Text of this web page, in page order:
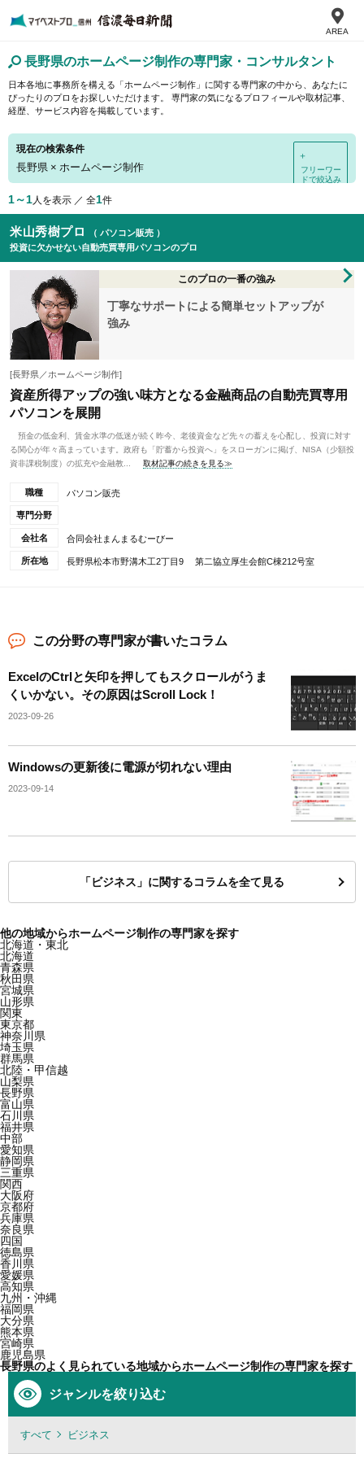
AREA
長野県のホームページ制作の専門家・コンサルタント
日本各地に事務所を構える「ホームページ制作」に関する専門家の中から、あなたに
ぴったりのプロをお探しいただけます。 専門家の気になるプロフィールや取材記事、
経歴、サービス内容を掲載しています。
現在の検索条件
長野県 × ホームページ制作
＋
フリーワー
ドで絞込み
1～1人を表示 ／ 全1件
米山秀樹プロ
（ パソコン販売 ）
投資に欠かせない自動売買専用パソコンのプロ
このプロの一番の強み
丁寧なサポートによる簡単セットアップが
強み
[長野県／ホームページ制作]
資産所得アップの強い味方となる金融商品の自動売買専用
パソコンを展開
預金の低金利、賃金水準の低迷が続く昨今、老後資金など先々の蓄えを心配し、投資に対す
る関心が年々高まっています。政府も「貯蓄から投資へ」をスローガンに掲げ、NISA（少額投
資非課税制度）の拡充や金融教...
取材記事の続きを見る≫
職種 パソコン販売
専門分野
会社名 合同会社まんまるむーびー
所在地 長野県松本市野溝木工2丁目9 第二協立厚生会館C棟212号室
この分野の専門家が書いたコラム
ExcelのCtrlと矢印を押してもスクロールがうま
くいかない。その原因はScroll Lock！
2023-09-26
Windowsの更新後に電源が切れない理由
2023-09-14
「ビジネス」に関するコラムを全て見る
他の地域からホームページ制作の専門家を探す
北海道・東北
北海道
青森県
秋田県
宮城県
山形県
関東
東京都
神奈川県
埼玉県
群馬県
北陸・甲信越
山梨県
長野県
富山県
石川県
福井県
中部
愛知県
静岡県
三重県
関西
大阪府
京都府
兵庫県
奈良県
四国
徳島県
香川県
愛媛県
高知県
九州・沖縄
福岡県
大分県
熊本県
宮崎県
鹿児島県
長野県のよく見られている地域からホームページ制作の専門家を探す
ジャンルを絞り込む
すべて ビジネス